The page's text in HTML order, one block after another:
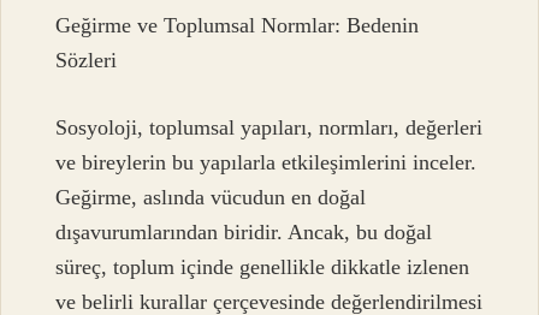
Geğirme ve Toplumsal Normlar: Bedenin
Sözleri
Sosyoloji, toplumsal yapıları, normları, değerleri
ve bireylerin bu yapılarla etkileşimlerini inceler.
Geğirme, aslında vücudun en doğal
dışavurumlarından biridir. Ancak, bu doğal
süreç, toplum içinde genellikle dikkatle izlenen
ve belirli kurallar çerçevesinde değerlendirilmesi